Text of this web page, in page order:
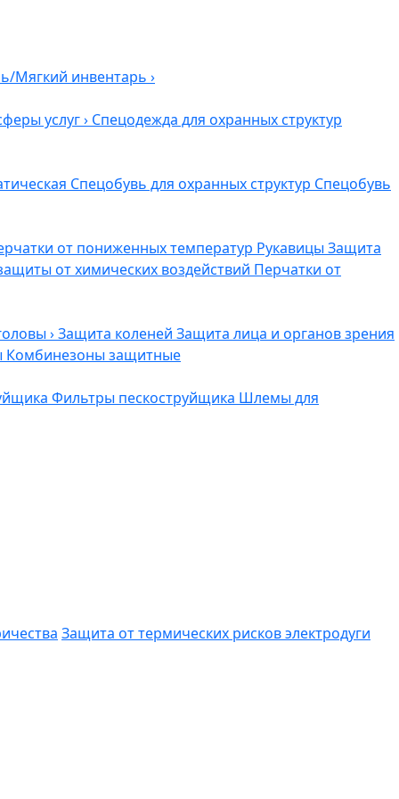
Мягкий инвентарь ›
услуг› Спецодежда для охранных структур
Спецобувь для охранных структур Спецобувь
от пониженных температур Рукавицы Защита
от химических воздействий Перчатки от
›Защита коленей Защита лица и органов зрения
Комбинезоны защитные
Фильтры пескоструйщика Шлемы для
Защита от термических рисков электродуги